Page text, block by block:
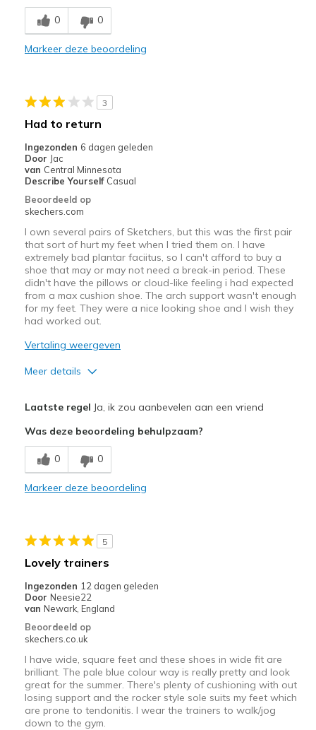
Comfortable
Durable
Casual Wear
Width
Feels true to width
Sizing
Feels true to size
0 0
Markeer deze beoordeling
3
Had to return
Ingezonden 6 dagen geleden
Door Jac
van Central Minnesota
Describe Yourself Casual
Beoordeeld op
skechers.com
I own several pairs of Sketchers, but this was the first pair
that sort of hurt my feet when I tried them on. I have
extremely bad plantar faciitus, so I can't afford to buy a
shoe that may or may not need a break-in period. These
didn't have the pillows or cloud-like feeling i had expected
from a max cushion shoe. The arch support wasn't enough
for my feet. They were a nice looking shoe and I wish they
had worked out.
Vertaling weergeven
Meer details
Breathe Well
Minpunten
Poor Cushioning
Casual Wear
Sizing
View On Shoes
I'm Really Into Shoes
Laatste regel Ja, ik zou aanbevelen aan een vriend
Was deze beoordeling behulpzaam?
0 0
Markeer deze beoordeling
5
Lovely trainers
Ingezonden 12 dagen geleden
Door Neesie22
van Newark, England
Beoordeeld op
skechers.co.uk
I have wide, square feet and these shoes in wide fit are
brilliant. The pale blue colour way is really pretty and look
great for the summer. There's plenty of cushioning with out
losing support and the rocker style sole suits my feet which
are prone to tendonitis. I wear the trainers to walk/jog
down to the gym.